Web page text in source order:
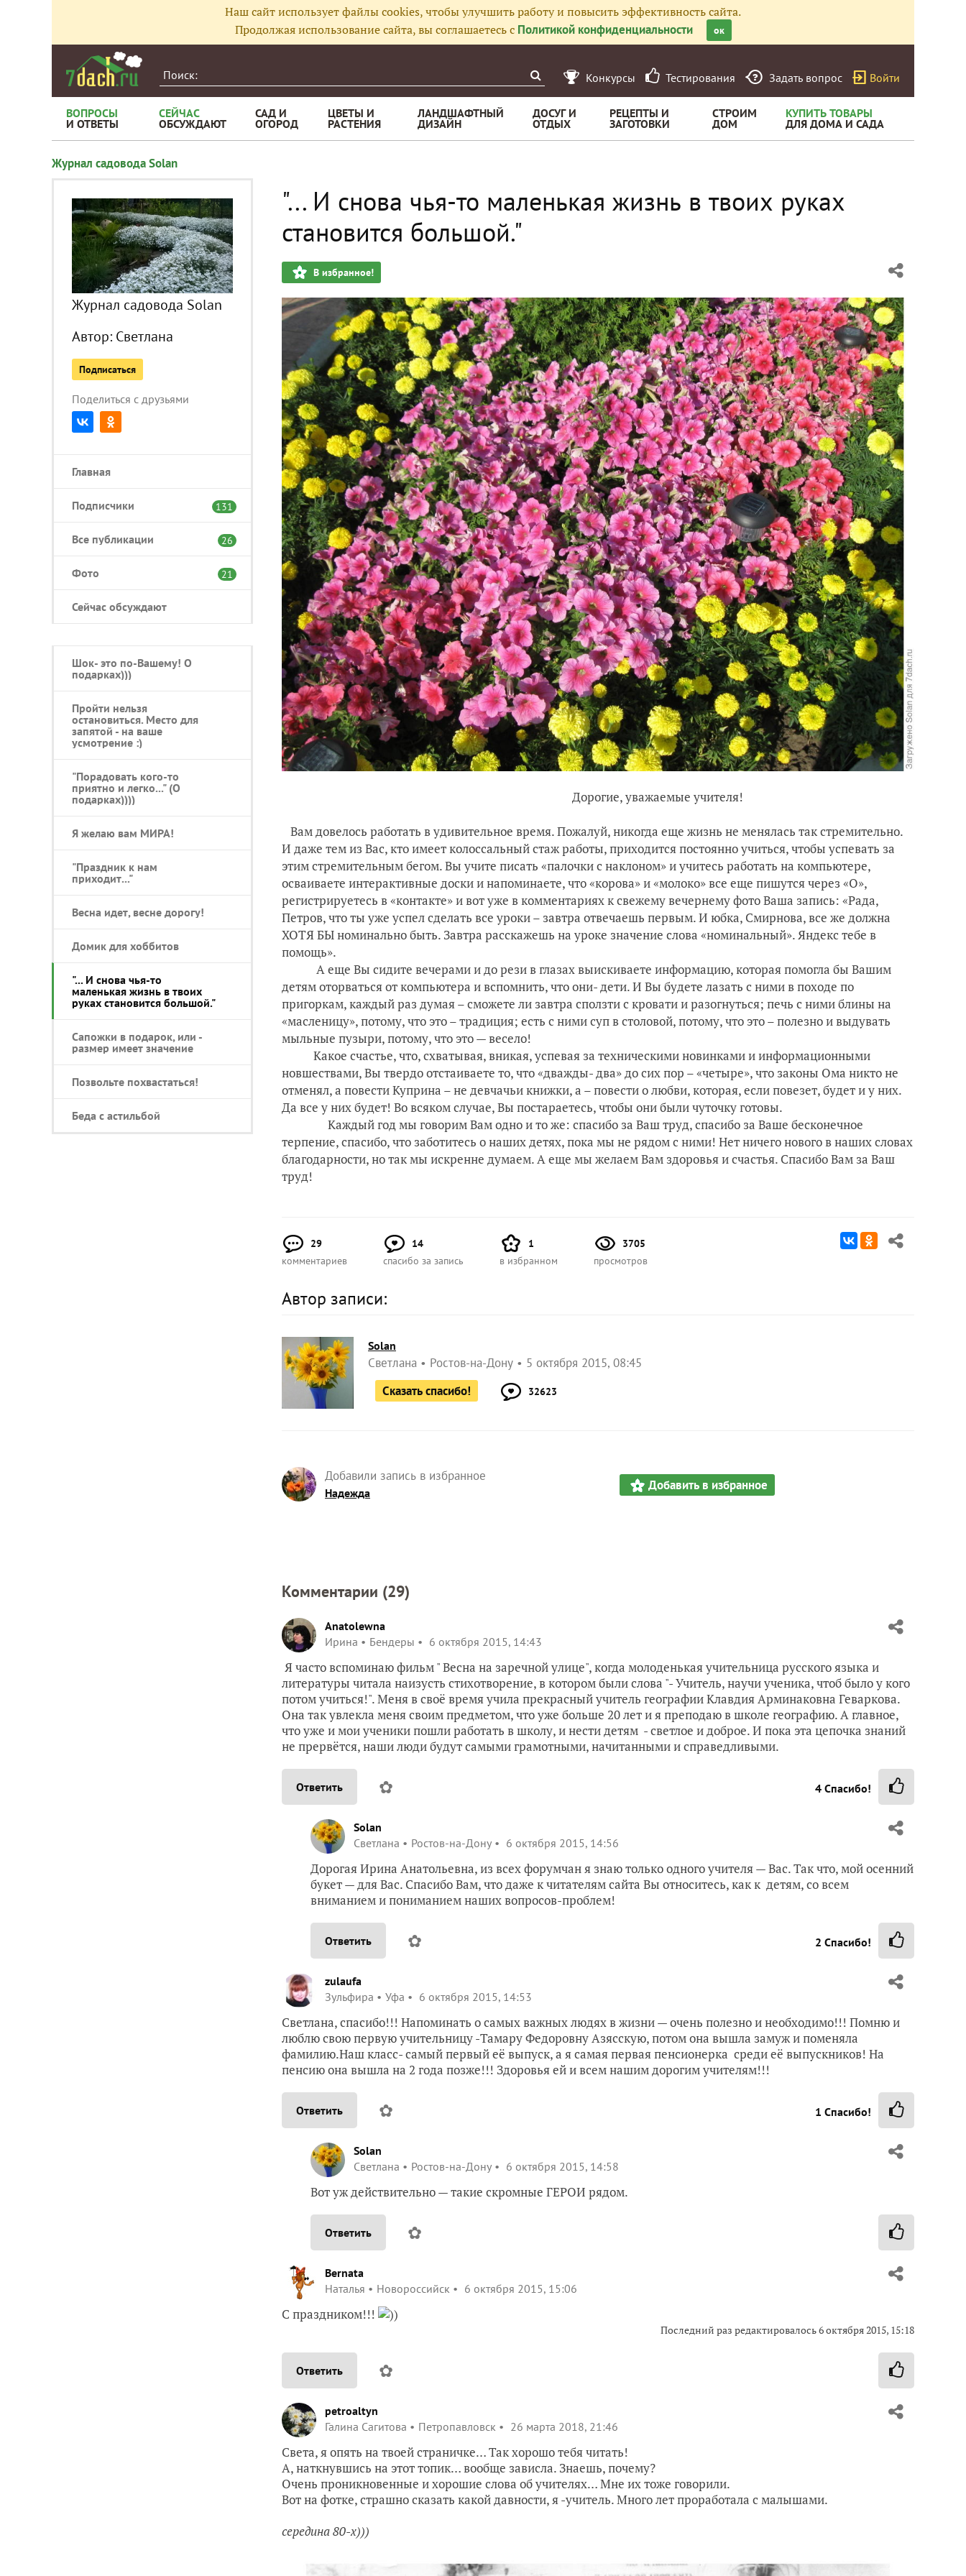
Наш сайт использует файлы cookies, чтобы улучшить работу и повысить эффективность сайта.
Продолжая использование сайта, вы соглашаетесь с Политикой конфиденциальности ок
Конкурсы Тестирования Задать вопрос Войти
ВОПРОСЫ
И ОТВЕТЫ
СЕЙЧАС
ОБСУЖДАЮТ
САД И
ОГОРОД
ЦВЕТЫ И
РАСТЕНИЯ
ЛАНДШАФТНЫЙ
ДИЗАЙН
ДОСУГ И
ОТДЫХ
РЕЦЕПТЫ И
ЗАГОТОВКИ
СТРОИМ
ДОМ
КУПИТЬ ТОВАРЫ
ДЛЯ ДОМА И САДА
Журнал садовода Solan
Журнал садовода Solan
Автор: Светлана
Подписаться
Поделиться с друзьями
Главная
Подписчики 131
Все публикации 26
Фото 21
Сейчас обсуждают
Шок- это по-Вашему! О
подарках)))
Пройти нельзя
остановиться. Место для
запятой - на ваше
усмотрение :)
"Порадовать кого-то
приятно и легко..." (О
подарках))))
Я желаю вам МИРА!
"Праздник к нам
приходит..."
Весна идет, весне дорогу!
Домик для хоббитов
"... И снова чья-то
маленькая жизнь в твоих
руках становится большой."
Сапожки в подарок, или -
размер имеет значение
Позвольте похвастаться!
Беда с астильбой
"... И снова чья-то маленькая жизнь в твоих руках
становится большой."
В избранное!
Дорогие, уважаемые учителя!
Вам довелось работать в удивительное время. Пожалуй, никогда еще жизнь не менялась так стремительно.
И даже тем из Вас, кто имеет колоссальный стаж работы, приходится постоянно учиться, чтобы успевать за
этим стремительным бегом. Вы учите писать «палочки с наклоном» и учитесь работать на компьютере,
осваиваете интерактивные доски и напоминаете, что «корова» и «молоко» все еще пишутся через «О»,
регистрируетесь в «контакте» и вот уже в комментариях к свежему вечернему фото Ваша запись: «Рада,
Петров, что ты уже успел сделать все уроки – завтра отвечаешь первым. И юбка, Смирнова, все же должна
ХОТЯ БЫ номинально быть. Завтра расскажешь на уроке значение слова «номинальный». Яндекс тебе в
помощь».
А еще Вы сидите вечерами и до рези в глазах выискиваете информацию, которая помогла бы Вашим
детям оторваться от компьютера и вспомнить, что они- дети. И Вы будете лазать с ними в походе по
пригоркам, каждый раз думая – сможете ли завтра сползти с кровати и разогнуться; печь с ними блины на
«масленицу», потому, что это – традиция; есть с ними суп в столовой, потому, что это – полезно и выдувать
мыльные пузыри, потому, что это — весело!
Какое счастье, что, схватывая, вникая, успевая за техническими новинками и информационными
новшествами, Вы твердо отстаиваете то, что «дважды- два» до сих пор – «четыре», что законы Ома никто не
отменял, а повести Куприна – не девчачьи книжки, а – повести о любви, которая, если повезет, будет и у них.
Да все у них будет! Во всяком случае, Вы постараетесь, чтобы они были чуточку готовы.
Каждый год мы говорим Вам одно и то же: спасибо за Ваш труд, спасибо за Ваше бесконечное
терпение, спасибо, что заботитесь о наших детях, пока мы не рядом с ними! Нет ничего нового в наших словах
благодарности, но так мы искренне думаем. А еще мы желаем Вам здоровья и счастья. Спасибо Вам за Ваш
труд!
29
комментариев
14
спасибо за запись
1
в избранном
3705
просмотров
Автор записи:
Solan
Светлана Ростов-на-Дону
5 октября 2015, 08:45
Сказать спасибо!
32623
Добавили запись в избранное
Надежда Добавить в избранное
Комментарии (29)
Anatolewna
Ирина
Бендеры 6 октября 2015, 14:43
Я часто вспоминаю фильм " Весна на заречной улице", когда молоденькая учительница русского языка и
литературы читала наизусть стихотворение, в котором были слова "- Учитель, научи ученика, чтоб было у кого
потом учиться!". Меня в своё время учила прекрасный учитель географии Клавдия Арминаковна Геваркова.
Она так увлекла меня своим предметом, что уже больше 20 лет и я преподаю в школе географию. А главное,
что уже и мои ученики пошли работать в школу, и нести детям - светлое и доброе. И пока эта цепочка знаний
не прервётся, наши люди будут самыми грамотными, начитанными и справедливыми.
Ответить ✿ 4 Спасибо!
Solan
Светлана
Ростов-на-Дону 6 октября 2015, 14:56
Дорогая Ирина Анатольевна, из всех форумчан я знаю только одного учителя — Вас. Так что, мой осенний
букет — для Вас. Спасибо Вам, что даже к читателям сайта Вы относитесь, как к детям, со всем
вниманием и пониманием наших вопросов-проблем!
Ответить ✿ 2 Спасибо!
zulaufa
Зульфира
Уфа 6 октября 2015, 14:53
Светлана, спасибо!!! Напоминать о самых важных людях в жизни — очень полезно и необходимо!!! Помню и
люблю свою первую учительницу -Тамару Федоровну Азясскую, потом она вышла замуж и поменяла
фамилию.Наш класс- самый первый её выпуск, а я самая первая пенсионерка среди её выпускников! На
пенсию она вышла на 2 года позже!!! Здоровья ей и всем нашим дорогим учителям!!!
Ответить ✿ 1 Спасибо!
Solan
Светлана
Ростов-на-Дону 6 октября 2015, 14:58
Вот уж действительно — такие скромные ГЕРОИ рядом.
Ответить ✿
Bernata
Наталья
Новороссийск 6 октября 2015, 15:06
С праздником!!! ))
Последний раз редактировалось6 октября 2015, 15:18
Ответить ✿
petroaltyn
Галина Сагитова
Петропавловск 26 марта 2018, 21:46
Света, я опять на твоей страничке… Так хорошо тебя читать!
А, наткнувшись на этот топик… вообще зависла. Знаешь, почему?
Очень проникновенные и хорошие слова об учителях… Мне их тоже говорили.
Вот на фотке, страшно сказать какой давности, я -учитель. Много лет проработала с малышами.
середина 80-х)))